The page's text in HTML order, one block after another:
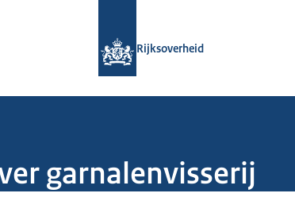
Rijksoverheid
garnalenvisserij